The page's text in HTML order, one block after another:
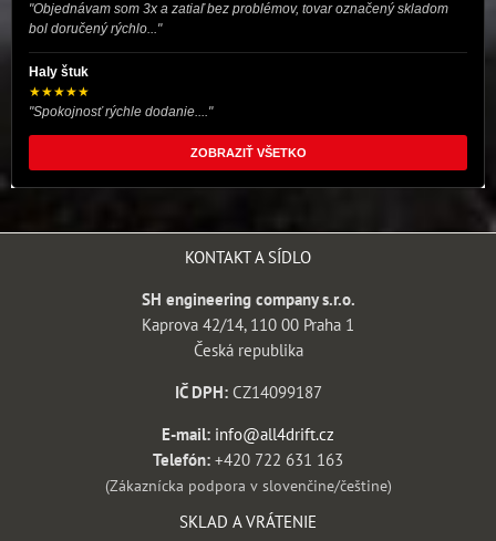
"Objednávam som 3x a zatiaľ bez problémov, tovar označený skladom
bol doručený rýchlo..."
Haly štuk
★★★★★
"Spokojnosť rýchle dodanie...."
ZOBRAZIŤ VŠETKO
KONTAKT A SÍDLO
SH engineering company s.r.o.
Kaprova 42/14, 110 00 Praha 1
Česká republika
IČ DPH:CZ14099187
E-mail: info@all4drift.cz
Telefón: +420 722 631 163
(Zákaznícka podpora v slovenčine/češtine)
SKLAD A VRÁTENIE